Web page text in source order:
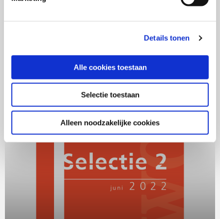
Details tonen
Alle cookies toestaan
Selectie toestaan
Alleen noodzakelijke cookies
personaliseringsstrategieën
Lees
over
Selectie